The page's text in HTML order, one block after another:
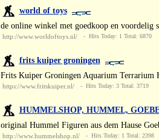
world of toys
de online winkel met goedkoop en voordelig
http://www.worldoftoys.nl/ - Hits Today: 1 Total: 6870
frits kuiper groningen
Frits Kuiper Groningen Aquarium Terrarium
https://www.fritskuiper.nl/ - Hits Today: 3 Total: 3719
HUMMELSHOP, HUMMEL,
original Hummel Figuren aus dem Hause
http://www.hummelshop.nl/ - Hits Today: 1 Total: 2398